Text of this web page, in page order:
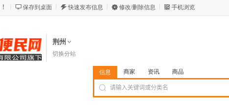
保存到桌面 快速发布信息 修改/删除信息 手机浏览
荆州
切换分站
信息 商家 资讯 商品